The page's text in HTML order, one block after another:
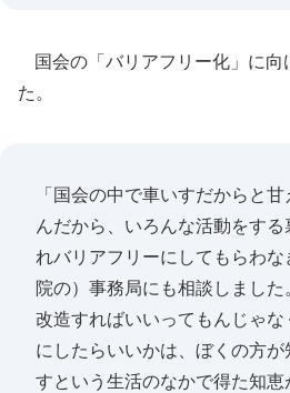
国会の「バリアフリー化」に向
た。
「国会の中で車いすだからと
んだから、いろんな活動をす
れバリアフリーにしてもらわ
院の）事務局にも相談しまし
改造すればいいってもんじゃな
にしたらいいかは、ぼくの方
すという生活のなかで得た知